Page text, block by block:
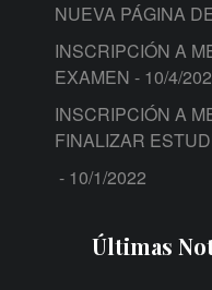
NUEVA PÁGINA
INSCRIPCIÓN A
EXAMEN - 10/4/
INSCRIPCIÓN A
FINALIZAR
- 10/1/2022
Últimas